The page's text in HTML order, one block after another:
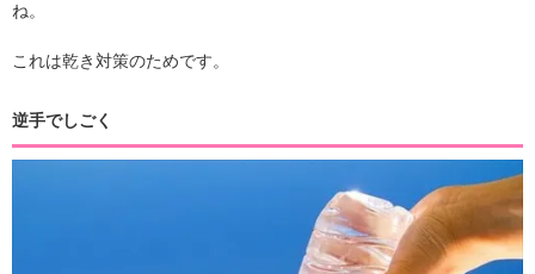
ね。
これは乾き対策のためです。
逆手でしごく